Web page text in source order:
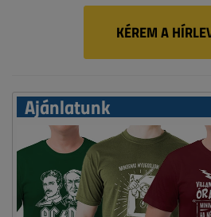
KÉREM A
Ajánlatunk